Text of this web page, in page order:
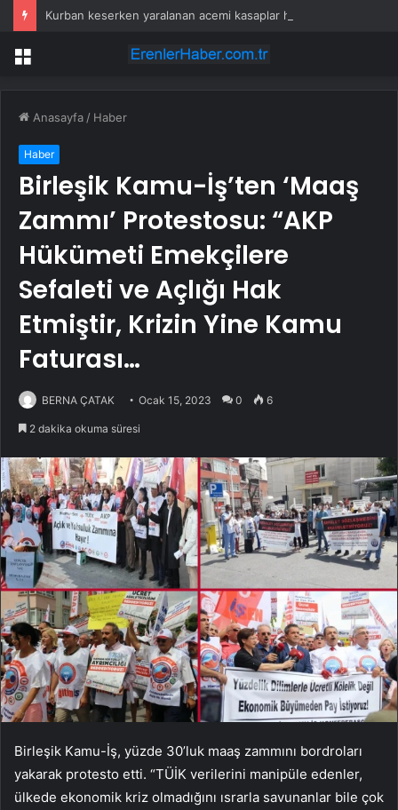
Kurban keserken yaralanan acemi kasaplar hastanelik oldu
Menü
Anasayfa / Haber
Haber
Birleşik Kamu-İş’ten ‘Maaş
Zammı’ Protestosu: “AKP
Hükümeti Emekçilere
Sefaleti ve Açlığı Hak
Etmiştir, Krizin Yine Kamu
Faturası…
BERNA ÇATAK Ocak 15, 2023 0 6
2 dakika okuma süresi
Birleşik Kamu-İş, yüzde 30’luk maaş zammını bordroları
yakarak protesto etti. “TÜİK verilerini manipüle edenler,
ülkede ekonomik kriz olmadığını ısrarla savunanlar bile çok